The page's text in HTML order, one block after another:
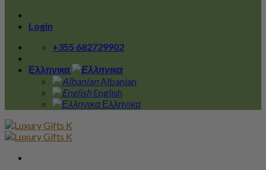
Login
+355 682729902
Ελληνικα
Albanian
English
Ελληνικα